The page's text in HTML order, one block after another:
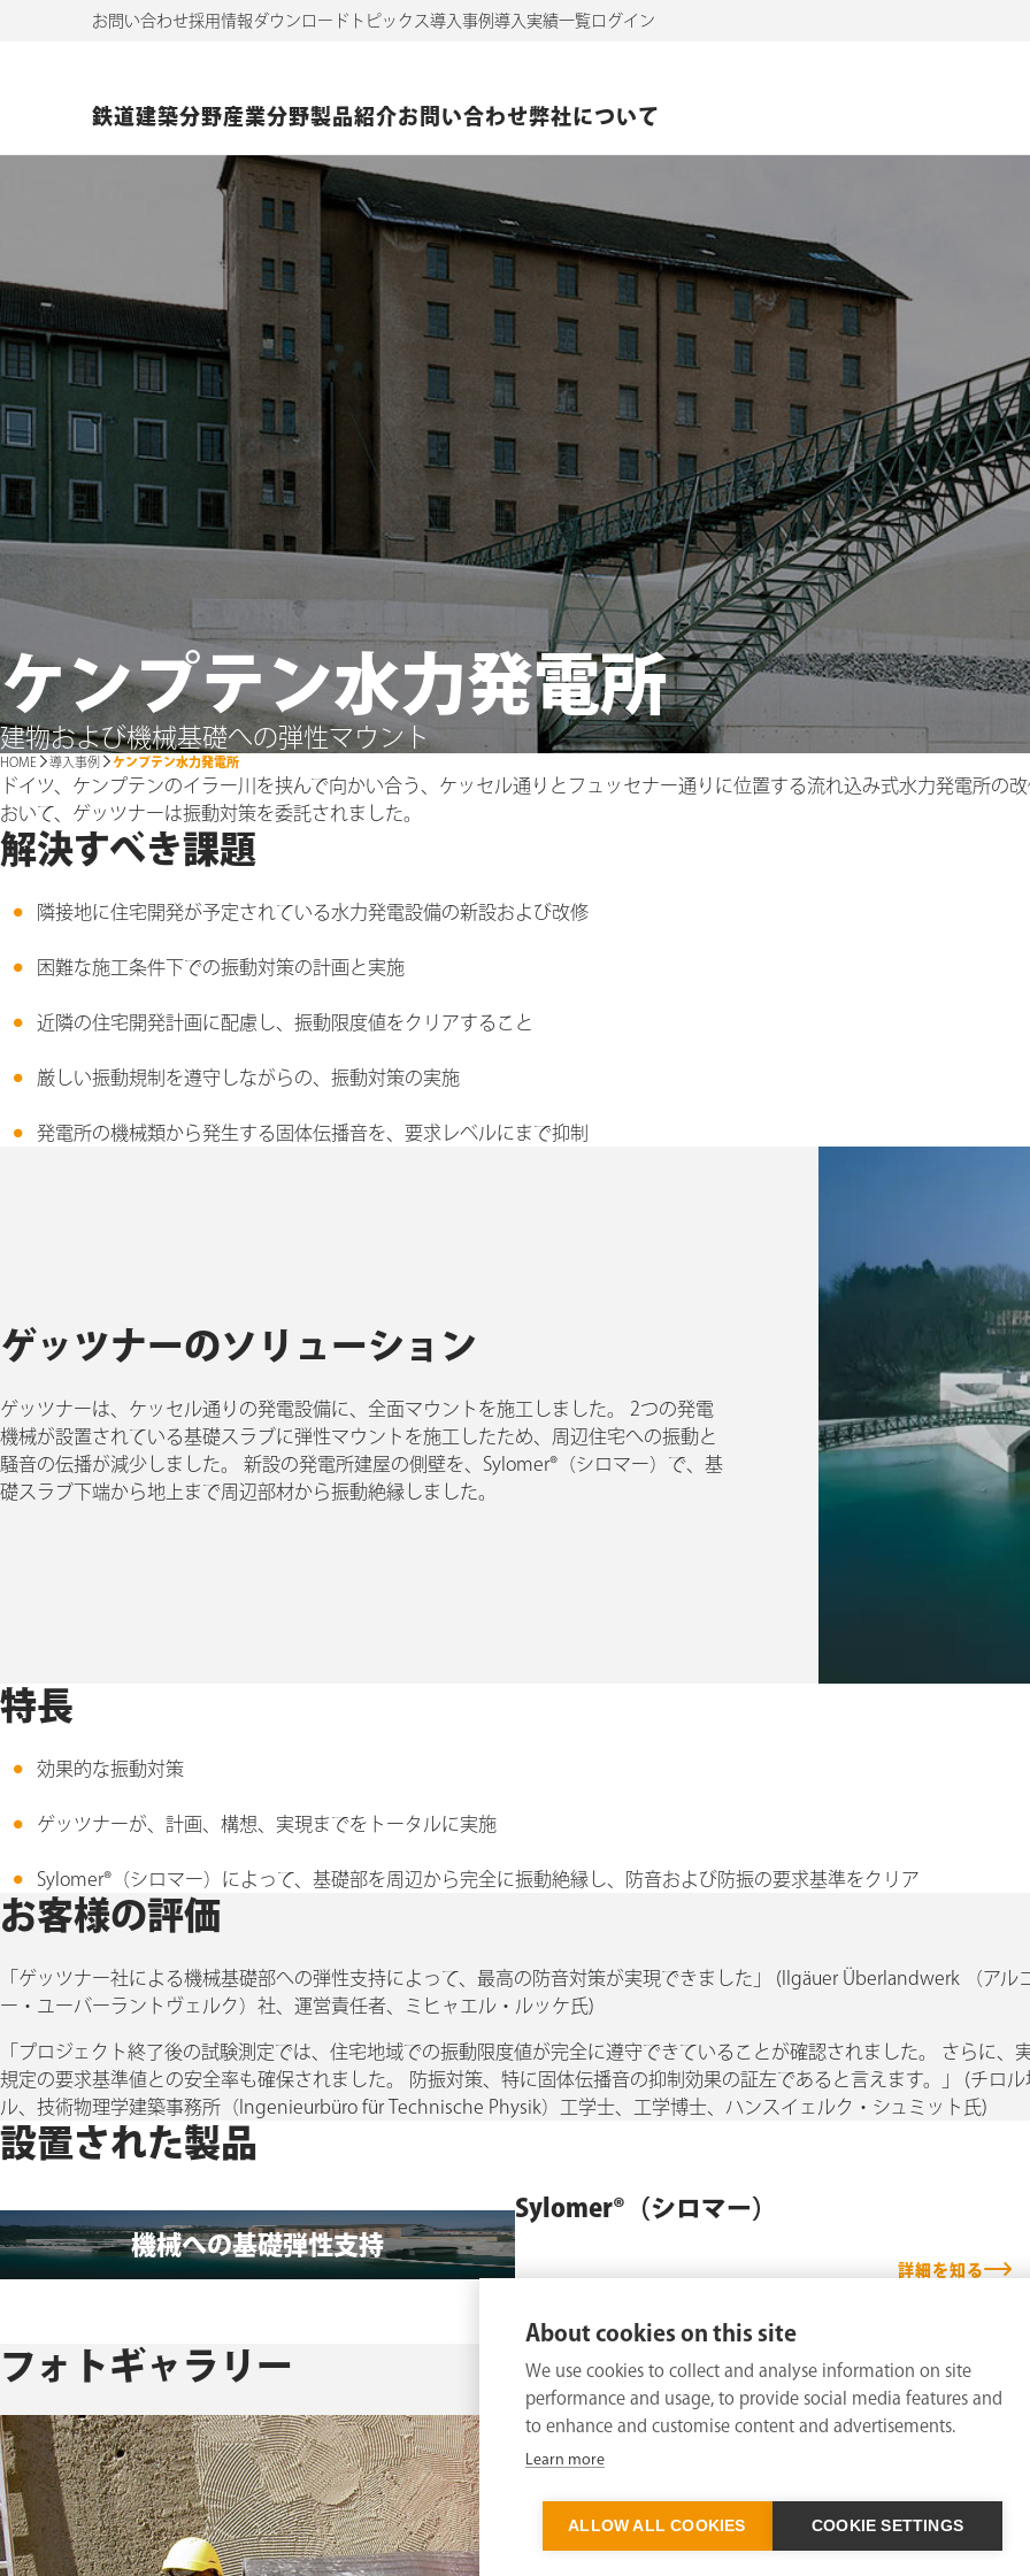
お問い合わせ採用情報 ダウンロード トピックス 導入事例 導入実績一覧 ログイン
鉄道建築分野産業分野製品紹介お問い合わせ弊社について
ケンプテン水力発電所
建物および機械基礎への弾性マウント
HOME 導入事例 ケンプテン水力発電所
ドイツ、ケンプテンのイラー川を挟んで向かい合う、ケッセル通りとフュッセナー通りに位置する流れ込み式水力発電所の
おいて、ゲッツナーは振動対策を委託されました。
解決すべき課題
隣接地に住宅開発が予定されている水力発電設備の新設および改修
困難な施工条件下での振動対策の計画と実施
近隣の住宅開発計画に配慮し、振動限度値をクリアすること
厳しい振動規制を遵守しながらの、振動対策の実施
発電所の機械類から発生する固体伝播音を、要求レベルにまで抑制
ゲッツナーのソリューション
ゲッツナーは、ケッセル通りの発電設備に、全面マウントを施工しました。 2つの発電
機械が設置されている基礎スラブに弾性マウントを施工したため、周辺住宅への振動と
騒音の伝播が減少しました。 新設の発電所建屋の側壁を、Sylomer®（シロマー）で、基
礎スラブ下端から地上まで周辺部材から振動絶縁しました。
特長
効果的な振動対策
ゲッツナーが、計画、構想、実現までをトータルに実施
Sylomer®（シロマー）によって、基礎部を周辺から完全に振動絶縁し、防音および防振の要求基準をクリア
お客様の評価
「ゲッツナー社による機械基礎部への弾性支持によって、最高の防音対策が実現できました」 (llgäuer Überlandwerk （アル
ー・ユーバーラントヴェルク）社、運営責任者、ミヒャエル・ルッケ氏)
「プロジェクト終了後の試験測定では、住宅地域での振動限度値が完全に遵守できていることが確認されました。 さらに、
規定の要求基準値との安全率も確保されました。 防振対策、特に固体伝播音の抑制効果の証左であると言えます。」 (チロル
ル、技術物理学建築事務所（Ingenieurbüro für Technische Physik）工学士、工学博士、ハンスイェルク・シュミット氏)
設置された製品
機械への基礎弾性支持
Sylomer®（シロマー）
詳細を知る
フォトギャラリー
About cookies on this site
We use cookies to collect and analyse information on site
performance and usage, to provide social media features and
to enhance and customise content and advertisements.
Learn more
ALLOW ALL COOKIES COOKIE SETTINGS